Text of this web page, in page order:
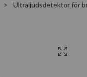
Ultraljudsdetektor för